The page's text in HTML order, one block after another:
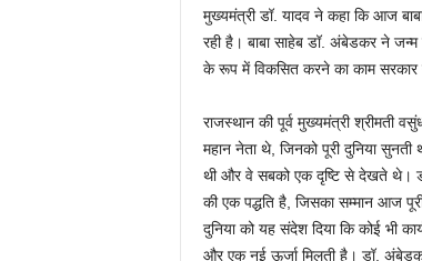
मुख्यमंत्री डॉ. यादव ने कहा कि आज
रही है। बाबा साहेब डॉ. अंबेडकर ने जन्म
के रूप में विकसित करने का काम सरकार
राजस्थान की पूर्व मुख्यमंत्री श्रीमती
महान नेता थे, जिनको पूरी दुनिया
थी और वे सबको एक दृष्टि से देखते थे।
की एक पद्धति है, जिसका सम्मान आज पूरी
दुनिया को यह संदेश दिया कि कोई भी
और एक नई ऊर्जा ‍मिलती है। डॉ.